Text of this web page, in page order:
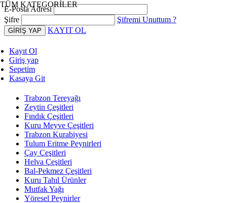
E-Posta Adresi
Şifre
Şifremi Unuttum ?
KAYIT OL
Kayıt Ol
Giriş yap
Sepetim
Kasaya Git
Trabzon Tereyağı
Zeytin Çeşitleri
Fındık Çeşitleri
Kuru Meyve Çeşitleri
Trabzon Kurabiyesi
Tulum Eritme Peynirleri
Çay Çeşitleri
Helva Çeşitleri
Bal-Pekmez Çeşitleri
Kuru Tahıl Ürünler
Mutfak Yağı
Yöresel Peynirler
TÜM KATEGORİLER